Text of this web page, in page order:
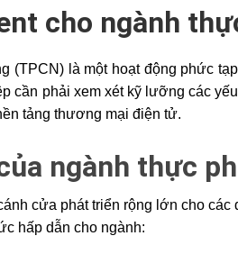
cho ngành
(TPCN) là một hoạt động phức
cần phải xem xét kỹ lưỡng các
tảng thương mại điện tử.
ngành thực
cửa phát triển rộng lớn cho
hấp dẫn cho ngành: